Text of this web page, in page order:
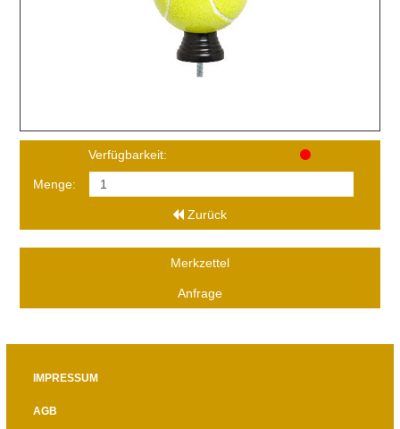
Verfügbarkeit:
Menge:
Zurück
Merkzettel
Anfrage
IMPRESSUM
AGB